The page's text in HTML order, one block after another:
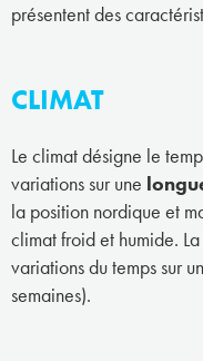
présentent des
CLIMAT
Le climat désigne le
variations sur une
la position nordique et
climat froid et humide.
variations du temps sur
semaines).